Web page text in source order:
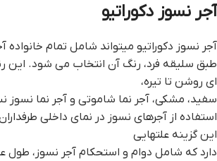
آجر نسوز دکوراتیو
آجر نسوز دکوراتیو میتواند شامل تمام
طبق سلیقه فرد، رنگ آن انتخاب می شود. این
ای روشن تا تیره،
سفید، مشکی، آجر نما شاموتی و آجر نما نسوز
استفاده از آجرهای نسوز در نمای داخلی
این گزینه علتهایی
دارد که شامل دوام و استحکام آجر نسوز، طول